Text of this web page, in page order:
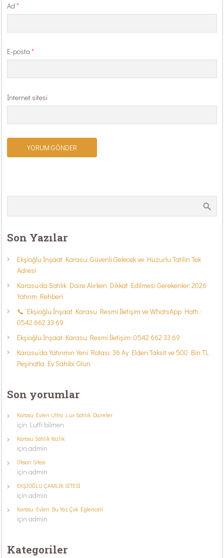
Ad*
E-posta*
İnternet sitesi
Son Yazılar
Ekşioğlu İnşaat Karasu: Güvenli Gelecek ve Huzurlu Tatilin Tek
Adresi
Karasu’da Satılık Daire Alırken Dikkat Edilmesi Gerekenler: 2026
Yatırım Rehberi
📞 Ekşioğlu İnşaat Karasu Resmi İletişim ve WhatsApp Hattı :
0542 662 33 69
Ekşioğlu İnşaat Karasu Resmi İletişim: 0542 662 33 69
Karasu’da Yatırımın Yeni Rotası: 36 Ay Elden Taksit ve 500 Bin TL
Peşinatla Ev Sahibi Olun
Son yorumlar
Karasu Evleri Ultra Lüx Satılık Daireler
için Lutfi bilmen
Karasu Satılık Yazlık
içinadmin
İlksan Sitesi
içinadmin
EKŞİOĞLU ÇAMLIK SİTESİ
içinadmin
Karasu Evleri Bu Yaz Çok Eğlenceli
içinadmin
Kategoriler